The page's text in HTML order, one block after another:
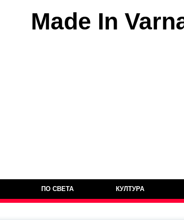
Made In
ПО СВЕТА КУЛТУРА